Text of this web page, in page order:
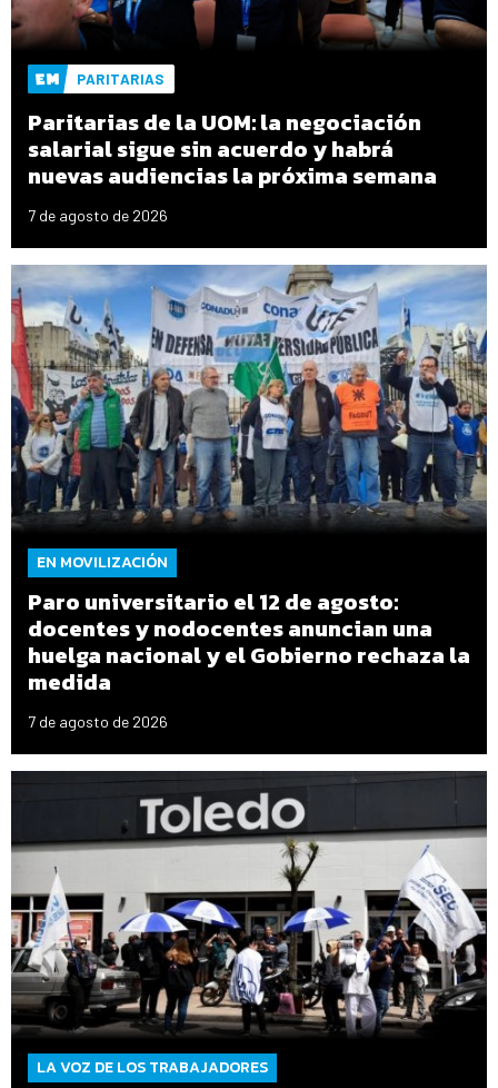
PARITARIAS
Paritarias de la UOM: la negociación
salarial sigue sin acuerdo y habrá
nuevas audiencias la próxima semana
7 de agosto de 2026
EN MOVILIZACIÓN
Paro universitario el 12 de agosto:
docentes y nodocentes anuncian una
huelga nacional y el Gobierno rechaza la
medida
7 de agosto de 2026
LA VOZ DE LOS TRABAJADORES